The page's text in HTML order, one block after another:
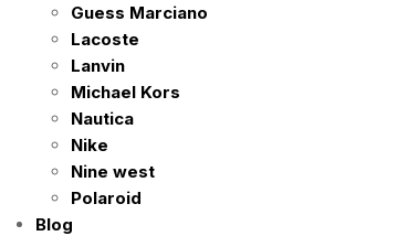
Guess Marciano
Lacoste
Lanvin
Michael Kors
Nautica
Nike
Nine west
Polaroid
Blog